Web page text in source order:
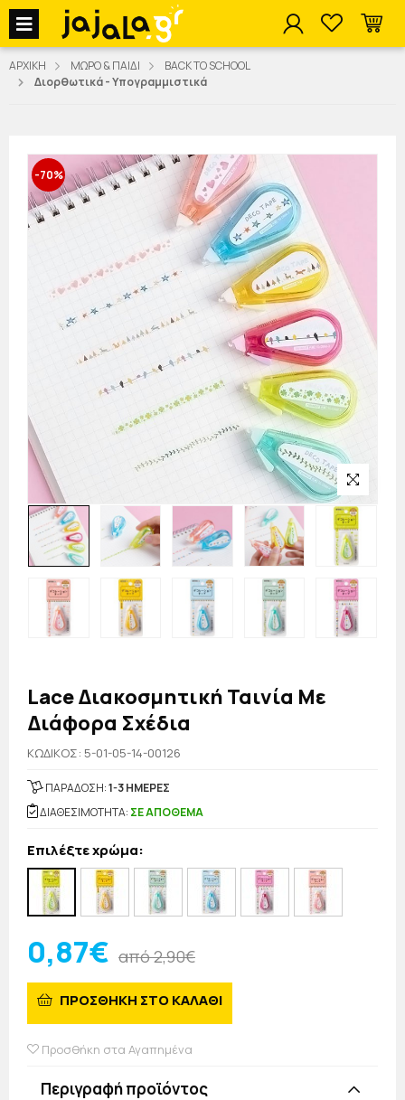
jajala Menu
ΑΡΧΙΚΗ ΜΩΡΟ & ΠΑΙΔΙ
BACK TO SCHOOL
Διορθωτικά - Υπογραμμιστικά
-70%
Lace Διακοσμητική Ταινία Με
Διάφορα Σχέδια
KΩΔΙΚΟΣ: 5-01-05-14-00126
ΠΑΡΑΔΟΣΗ:1-3 ΗΜΕΡΕΣ
ΔΙΑΘΕΣΙΜΟΤΗΤΑ: ΣΕ ΑΠΟΘΕΜΑ
Επιλέξτε χρώμα:
0,87€ από 2,90€
ΠΡΟΣΘΗΚΗ ΣΤΟ ΚΑΛΑΘΙ
Προσθήκη στα Αγαπημένα
Περιγραφή προϊόντος